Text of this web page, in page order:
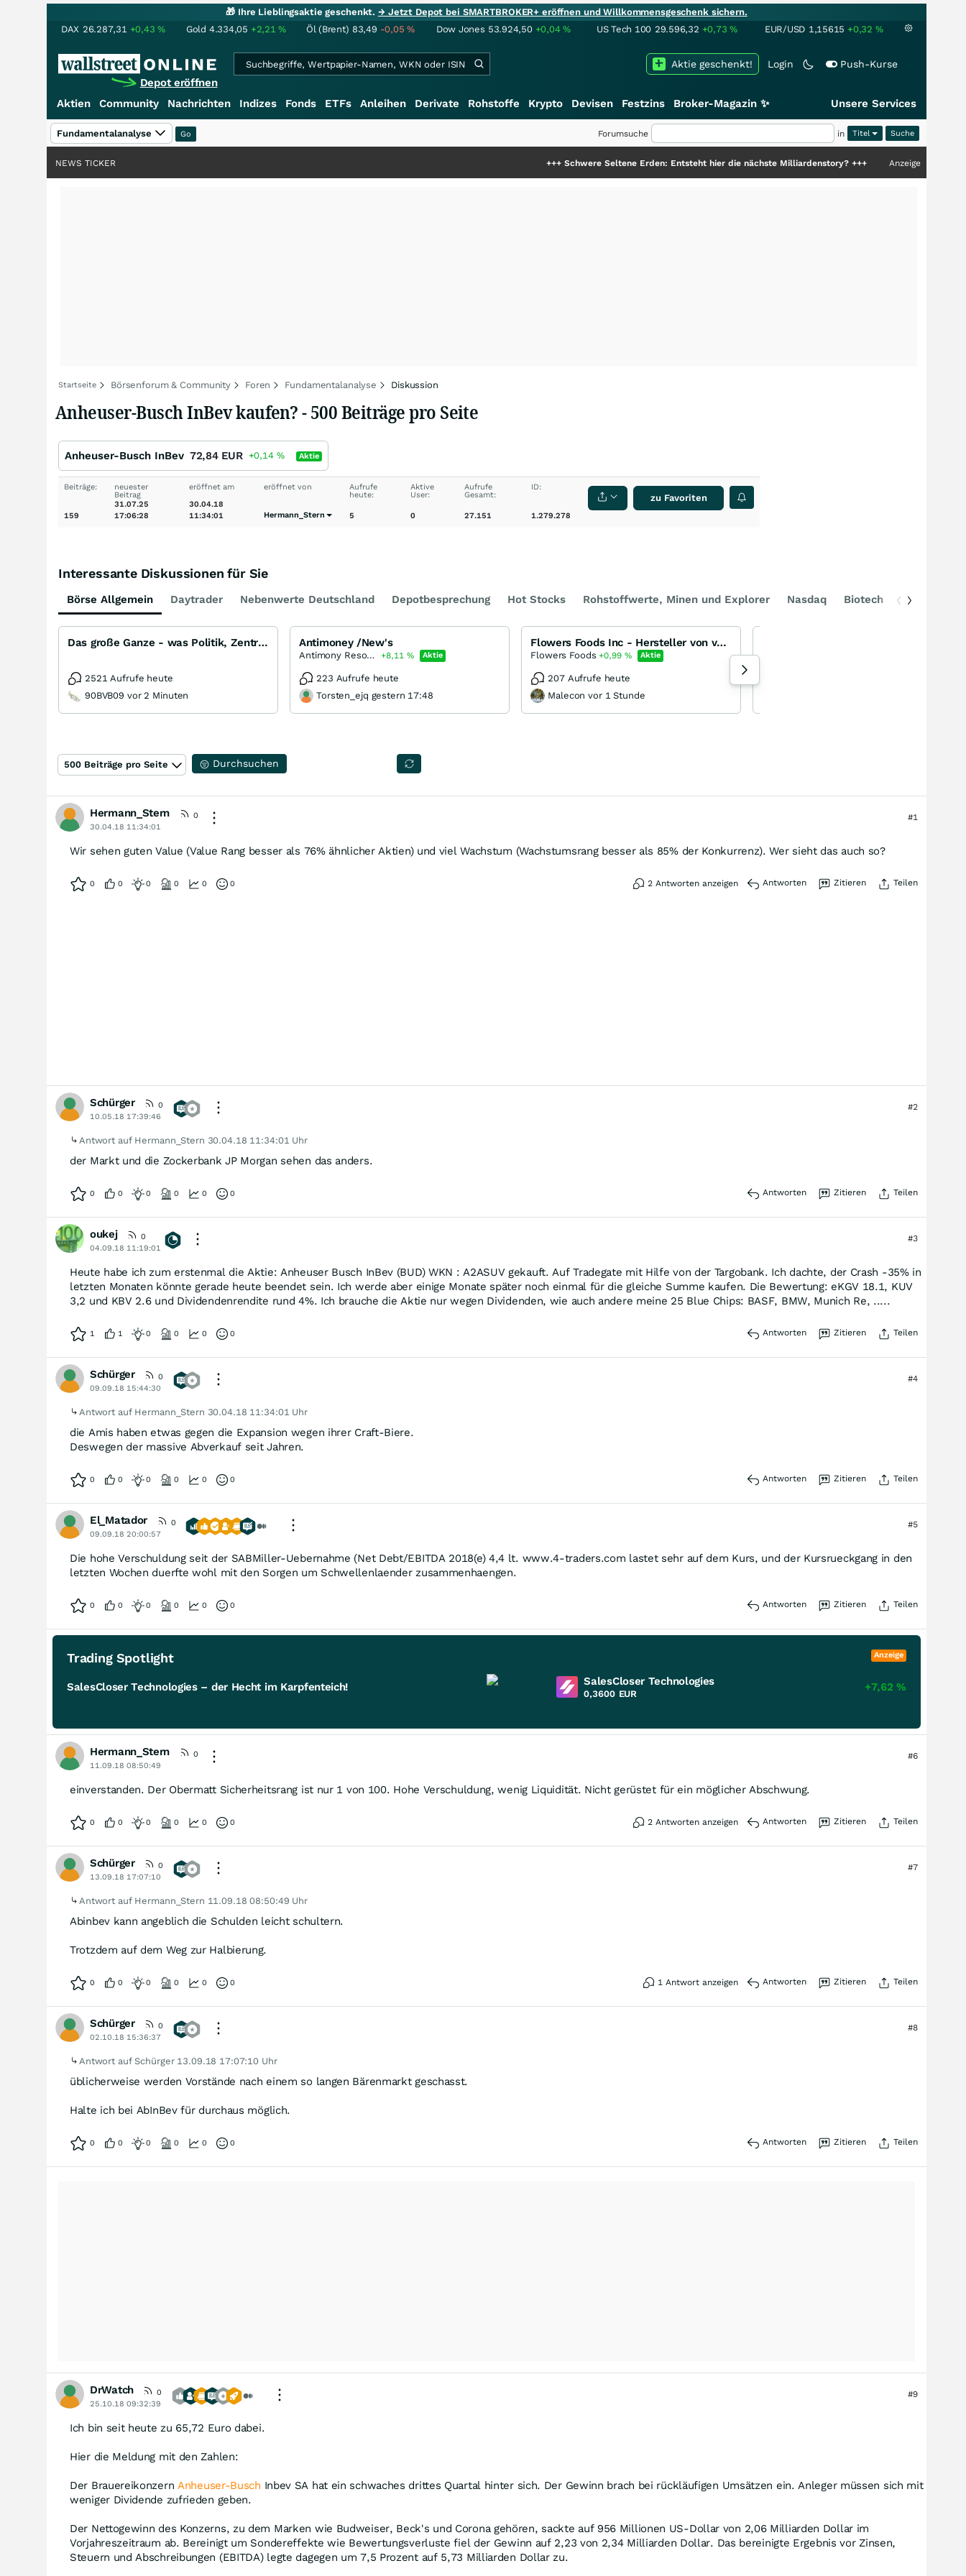
🎁 Ihre Lieblingsaktie geschenkt.→ Jetzt Depot bei SMARTBROKER+ eröffnen und Willkommensgeschenk sichern.
DAX 26.287,31 +0,43% Gold 4.334,05 +2,21% Öl (Brent) 83,49 -0,05% Dow Jones 53.924,50 +0,04% US Tech 100 29.596,32 +0,73% EUR/USD 1,15615 +0,32 %
Depot eröffnen
Login Push-Kurse
Aktie geschenkt!
Aktien Community Nachrichten Indizes Fonds ETFs Anleihen Derivate Rohstoffe Krypto Devisen Festzins Broker-Magazin ✨ Unsere Services
Fundamentalanalyse Forumsuche in Titel
Schwere Seltene Erden: Entsteht hier die nächste Milliardenstory?+++ Anzeige
NEWS TICKER
Startseite Börsenforum & Community Foren Fundamentalanalyse Diskussion
Anheuser-Busch InBev kaufen? - 500 Beiträge pro Seite
Anheuser-Busch InBev 72,84 EUR +0,14 % Aktie
Beiträge:
159
neuester
Beitrag
31.07.25
17:06:28
eröffnet am
30.04.18
11:34:01
eröffnet von
Hermann_Stern
Aufrufe
heute:
5
Aktive
User:
0
Aufrufe
Gesamt:
27.151
ID:
1.279.278
zu Favoriten
Interessante Diskussionen für Sie
Börse Allgemein Daytrader Nebenwerte Deutschland Depotbesprechung Hot Stocks Rohstoffwerte, Minen und Explorer Nasdaq Biotech DAX
Das große Ganze - was Politik, Zentralbanken, Trends, Medien und Gesellschaft mit Aktien, Rohstoffen
2521 Aufrufe heute
90BVB09 vor 2 Minuten
Antimoney /New's
Antimony Resources +8,11% Aktie
223 Aufrufe heute
Torsten_ejq gestern 17:48
Flowers Foods Inc - Hersteller von verpackten Lebensmitteln (z.B. Brot)
Flowers Foods +0,99% Aktie
207 Aufrufe heute
Malecon vor 1 Stunde
500 Beiträge pro Seite Durchsuchen
Hermann_Stern
0
30.04.18 11:34:01
#1
Wir sehen guten Value (Value Rang besser als 76% ähnlicher Aktien) und viel Wachstum (Wachstumsrang besser als 85% der Konkurrenz). Wer sieht das auch so?
0 0 0 0 0 0 2 Antworten anzeigen Antworten Zitieren Teilen
Schürger
0
10.05.18 17:39:46
#2
Antwort auf Hermann_Stern 30.04.18 11:34:01 Uhr
der Markt und die Zockerbank JP Morgan sehen das anders.
0 0 0 0 0 0 Antworten Zitieren Teilen
oukej
0
04.09.18 11:19:01
#3
Heute habe ich zum erstenmal die Aktie: Anheuser Busch InBev (BUD) WKN : A2ASUV gekauft. Auf Tradegate mit Hilfe von der Targobank. Ich dachte, der Crash -35% in
letzten Monaten könnte gerade heute beendet sein. Ich werde aber einige Monate später noch einmal für die gleiche Summe kaufen. Die Bewertung: eKGV 18.1, KUV
3,2 und KBV 2.6 und Dividendenrendite rund 4%. Ich brauche die Aktie nur wegen Dividenden, wie auch andere meine 25 Blue Chips: BASF, BMW, Munich Re, .....
1 1 0 0 0 0 Antworten Zitieren Teilen
Schürger
0
09.09.18 15:44:30
#4
Antwort auf Hermann_Stern 30.04.18 11:34:01 Uhr
die Amis haben etwas gegen die Expansion wegen ihrer Craft-Biere.
Deswegen der massive Abverkauf seit Jahren.
0 0 0 0 0 0 Antworten Zitieren Teilen
El_Matador
0
09.09.18 20:00:57
#5
Die hohe Verschuldung seit der SABMiller-Uebernahme (Net Debt/EBITDA 2018(e) 4,4 lt. www.4-traders.com lastet sehr auf dem Kurs, und der Kursrueckgang in den
letzten Wochen duerfte wohl mit den Sorgen um Schwellenlaender zusammenhaengen.
0 0 0 0 0 0 Antworten Zitieren Teilen
Trading Spotlight Anzeige
SalesCloser Technologies – der Hecht im Karpfenteich! SalesCloser Technologies
0,3600 EUR
+7,62%
Hermann_Stern
0
11.09.18 08:50:49
#6
einverstanden. Der Obermatt Sicherheitsrang ist nur 1 von 100. Hohe Verschuldung, wenig Liquidität. Nicht gerüstet für ein möglicher Abschwung.
0 0 0 0 0 0 2 Antworten anzeigen Antworten Zitieren Teilen
Schürger
0
13.09.18 17:07:10
#7
Antwort auf Hermann_Stern 11.09.18 08:50:49 Uhr
Abinbev kann angeblich die Schulden leicht schultern.
Trotzdem auf dem Weg zur Halbierung.
0 0 0 0 0 0 1 Antwort anzeigen Antworten Zitieren Teilen
Schürger
0
02.10.18 15:36:37
#8
Antwort auf Schürger 13.09.18 17:07:10 Uhr
üblicherweise werden Vorstände nach einem so langen Bärenmarkt geschasst.
Halte ich bei AbInBev für durchaus möglich.
0 0 0 0 0 0 Antworten Zitieren Teilen
DrWatch
0
25.10.18 09:32:39
#9
Ich bin seit heute zu 65,72 Euro dabei.
Hier die Meldung mit den Zahlen:
Der Brauereikonzern Anheuser-Busch Inbev SA hat ein schwaches drittes Quartal hinter sich. Der Gewinn brach bei rückläufigen Umsätzen ein. Anleger müssen sich mit
weniger Dividende zufrieden geben.
Der Nettogewinn des Konzerns, zu dem Marken wie Budweiser, Beck's und Corona gehören, sackte auf 956 Millionen US-Dollar von 2,06 Milliarden Dollar im
Vorjahreszeitraum ab. Bereinigt um Sondereffekte wie Bewertungsverluste fiel der Gewinn auf 2,23 von 2,34 Milliarden Dollar. Das bereinigte Ergebnis vor Zinsen,
Steuern und Abschreibungen (EBITDA) legte dagegen um 7,5 Prozent auf 5,73 Milliarden Dollar zu.